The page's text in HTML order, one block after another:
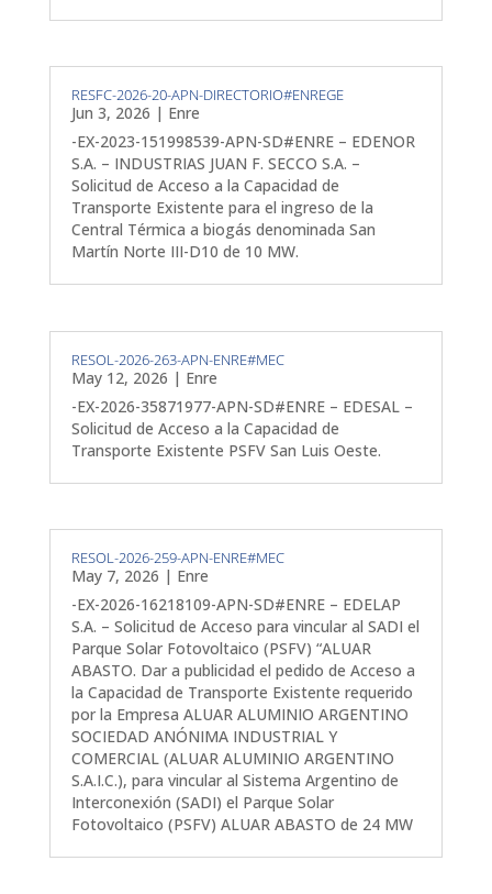
RESFC-2026-20-APN-DIRECTORIO#ENREGE
Jun 3, 2026 | Enre
-EX-2023-151998539-APN-SD#ENRE – EDENOR
S.A. – INDUSTRIAS JUAN F. SECCO S.A. –
Solicitud de Acceso a la Capacidad de
Transporte Existente para el ingreso de la
Central Térmica a biogás denominada San
Martín Norte III-D10 de 10 MW.
RESOL-2026-263-APN-ENRE#MEC
May 12, 2026 | Enre
-EX-2026-35871977-APN-SD#ENRE – EDESAL –
Solicitud de Acceso a la Capacidad de
Transporte Existente PSFV San Luis Oeste.
RESOL-2026-259-APN-ENRE#MEC
May 7, 2026 | Enre
-EX-2026-16218109-APN-SD#ENRE – EDELAP
S.A. – Solicitud de Acceso para vincular al SADI el
Parque Solar Fotovoltaico (PSFV) “ALUAR
ABASTO. Dar a publicidad el pedido de Acceso a
la Capacidad de Transporte Existente requerido
por la Empresa ALUAR ALUMINIO ARGENTINO
SOCIEDAD ANÓNIMA INDUSTRIAL Y
COMERCIAL (ALUAR ALUMINIO ARGENTINO
S.A.I.C.), para vincular al Sistema Argentino de
Interconexión (SADI) el Parque Solar
Fotovoltaico (PSFV) ALUAR ABASTO de 24 MW